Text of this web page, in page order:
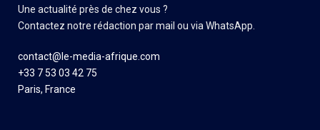
Une actualité près de chez vous ?
Contactez notre rédaction par mail ou via WhatsApp.
contact@le-media-afrique.com
+33 7 53 03 42 75
Paris, France